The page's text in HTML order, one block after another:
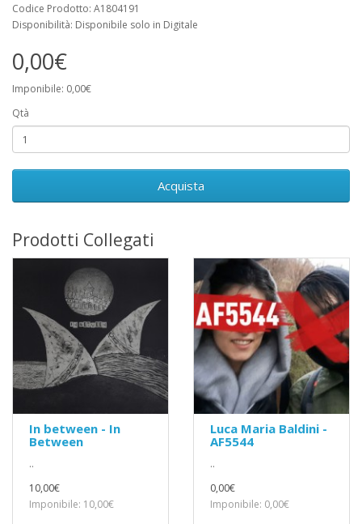
Codice Prodotto: A1804191
Disponibilità: Disponibile solo in Digitale
0,00€
Imponibile: 0,00€
Qtà
Acquista
Prodotti Collegati
In between - In
Between
..
10,00€
Imponibile: 10,00€
Luca Maria Baldini -
AF5544
..
0,00€
Imponibile: 0,00€